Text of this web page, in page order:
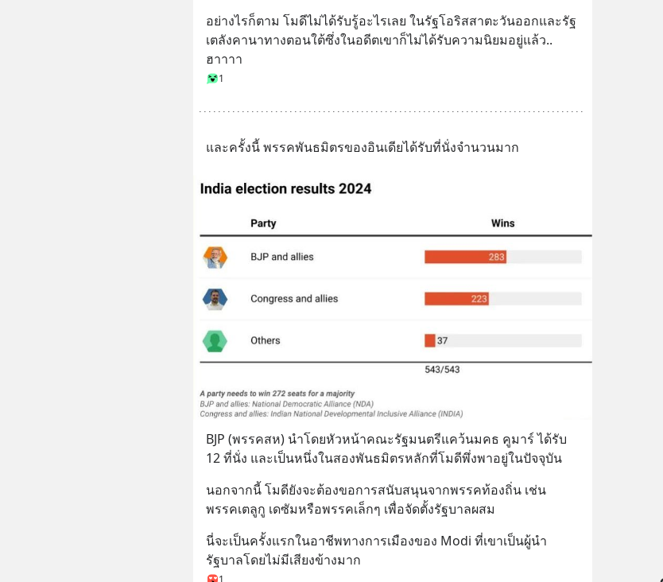
อย่างไรก็ตาม โมดีไม่ได้รับรู้อะไรเลย ในรัฐโอริสสาตะวันออกและรัฐ
เตลังคานาทางตอนใต้ซึ่งในอดีตเขาก็ไม่ได้รับความนิยมอยู่แล้ว..
ฮาาาา
1
และครั้งนี้ พรรคพันธมิตรของอินเดียได้รับที่นั่งจำนวนมาก
BJP (พรรคสห) นำโดยหัวหน้าคณะรัฐมนตรีแคว้นมคธ คูมาร์ ได้รับ
12 ที่นั่ง และเป็นหนึ่งในสองพันธมิตรหลักที่โมดีพึ่งพาอยู่ในปัจจุบัน
นอกจากนี้ โมดียังจะต้องขอการสนับสนุนจากพรรคท้องถิ่น เช่น
พรรคเตลูกู เดซัมหรือพรรคเล็กๆ เพื่อจัดตั้งรัฐบาลผสม
นี่จะเป็นครั้งแรกในอาชีพทางการเมืองของ Modi ที่เขาเป็นผู้นำ
รัฐบาลโดยไม่มีเสียงข้างมาก
1